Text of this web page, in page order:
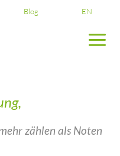
Blog EN
zählen als Noten